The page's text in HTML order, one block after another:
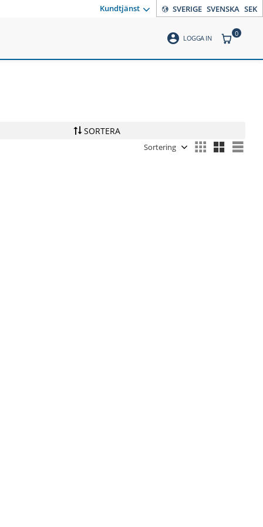
Kundtjänst SVERIGE SVENSKA SEK
account_circle LOGGA IN ANTAL
0
SORTERA